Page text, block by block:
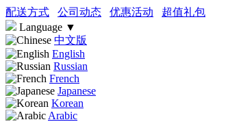
配送方式 公司动态 优惠活动
超值礼包
Language ▼
中文版
English
Russian
French
Japanese
Korean
Arabic